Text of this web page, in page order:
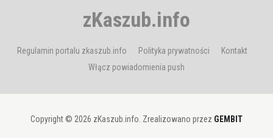
zKaszub.info
Regulamin portalu zkaszub.info Polityka prywatności
Kontakt
Włącz powiadomienia push
Copyright © 2026 zKaszub.info. Zrealizowano przez GEMBIT